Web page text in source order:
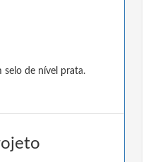
selo de nível prata.